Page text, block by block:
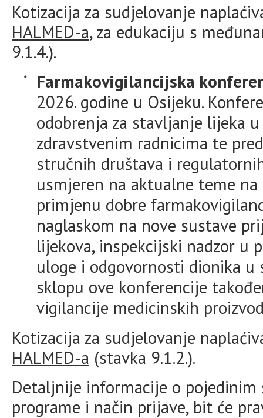
Kotizacija za sudjelovanje
HALMED-a, za edukaciju s
9.1.4.).
Farmakovigilancijska
2026. godine u Osijeku.
odobrenja za stavljanje lijeka
zdravstvenim radnicima te
stručnih društava i
usmjeren na aktualne teme
primjenu dobre
naglaskom na nove sustave
lijekova, inspekcijski nadzor u
uloge i odgovornosti dionika u
sklopu ove konferencije
vigilancije medicinskih
Kotizacija za sudjelovanje
HALMED-a (stavka 9.1.2.).
Detaljnije informacije o
programe i način prijave, bit će